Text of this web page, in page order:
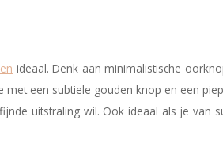
ideaal. Denk aan minimalistische
een subtiele gouden knop en een
uitstraling wil. Ook ideaal als je van